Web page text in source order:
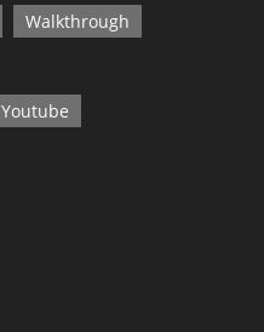
Walkthrough
Youtube